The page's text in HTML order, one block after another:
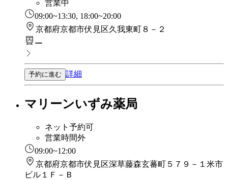
営業中
09:00~13:30, 18:00~20:00
京都府京都市伏見区久我東町８－２
ー
予約に進む 詳細
マリーンいずみ薬局
ネット予約可
営業時間外
09:00~12:00
京都府京都市伏見区深草藤森玄蕃町５７９－１米市
ビル１Ｆ－Ｂ